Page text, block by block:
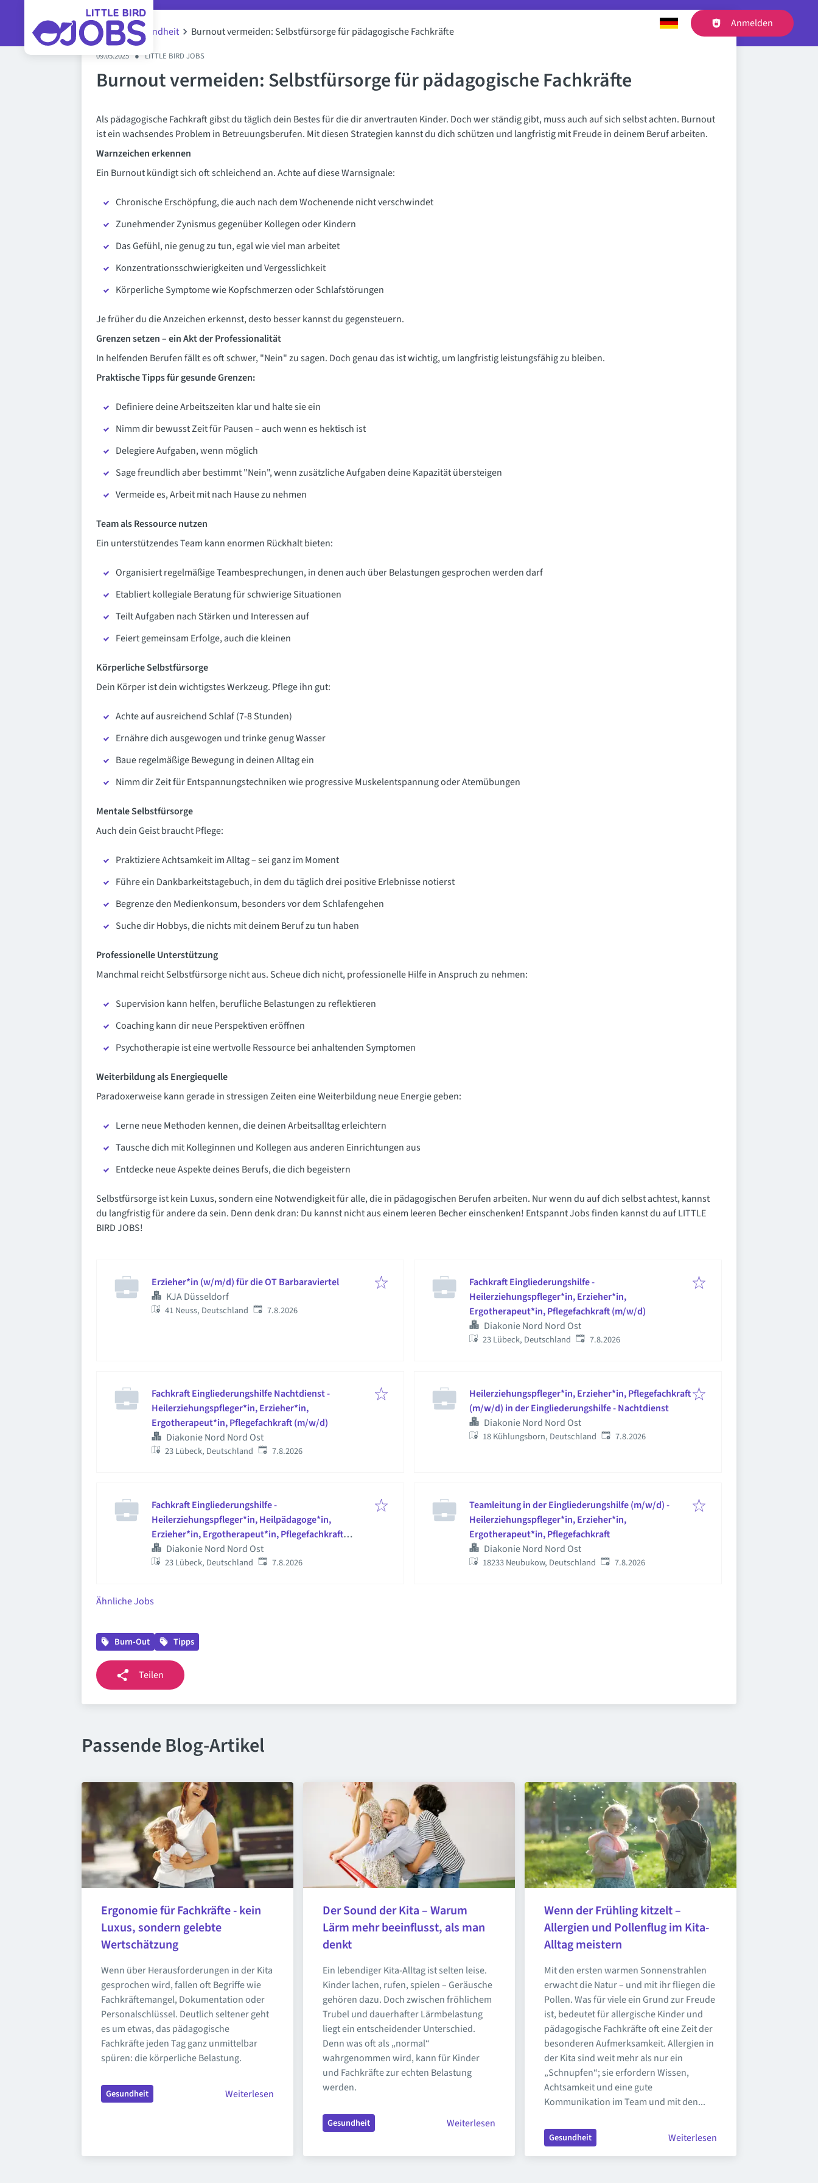
Haupt-Navigation Anmelden
Blog Gesundheit Burnout vermeiden: Selbstfürsorge für pädagogische Fachkräfte
09.05.2025 ● LITTLE BIRD JOBS
Burnout vermeiden: Selbstfürsorge für pädagogische Fachkräfte
Als pädagogische Fachkraft gibst du täglich dein Bestes für die dir anvertrauten Kinder. Doch wer ständig gibt, muss auch auf sich selbst achten. Burnout
ist ein wachsendes Problem in Betreuungsberufen. Mit diesen Strategien kannst du dich schützen und langfristig mit Freude in deinem Beruf arbeiten.
Warnzeichen erkennen
Ein Burnout kündigt sich oft schleichend an. Achte auf diese Warnsignale:
Chronische Erschöpfung, die auch nach dem Wochenende nicht verschwindet
Zunehmender Zynismus gegenüber Kollegen oder Kindern
Das Gefühl, nie genug zu tun, egal wie viel man arbeitet
Konzentrationsschwierigkeiten und Vergesslichkeit
Körperliche Symptome wie Kopfschmerzen oder Schlafstörungen
Je früher du die Anzeichen erkennst, desto besser kannst du gegensteuern.
Grenzen setzen – ein Akt der Professionalität
In helfenden Berufen fällt es oft schwer, "Nein" zu sagen. Doch genau das ist wichtig, um langfristig leistungsfähig zu bleiben.
Praktische Tipps für gesunde Grenzen:
Definiere deine Arbeitszeiten klar und halte sie ein
Nimm dir bewusst Zeit für Pausen – auch wenn es hektisch ist
Delegiere Aufgaben, wenn möglich
Sage freundlich aber bestimmt "Nein", wenn zusätzliche Aufgaben deine Kapazität übersteigen
Vermeide es, Arbeit mit nach Hause zu nehmen
Team als Ressource nutzen
Ein unterstützendes Team kann enormen Rückhalt bieten:
Organisiert regelmäßige Teambesprechungen, in denen auch über Belastungen gesprochen werden darf
Etabliert kollegiale Beratung für schwierige Situationen
Teilt Aufgaben nach Stärken und Interessen auf
Feiert gemeinsam Erfolge, auch die kleinen
Körperliche Selbstfürsorge
Dein Körper ist dein wichtigstes Werkzeug. Pflege ihn gut:
Achte auf ausreichend Schlaf (7-8 Stunden)
Ernähre dich ausgewogen und trinke genug Wasser
Baue regelmäßige Bewegung in deinen Alltag ein
Nimm dir Zeit für Entspannungstechniken wie progressive Muskelentspannung oder Atemübungen
Mentale Selbstfürsorge
Auch dein Geist braucht Pflege:
Praktiziere Achtsamkeit im Alltag – sei ganz im Moment
Führe ein Dankbarkeitstagebuch, in dem du täglich drei positive Erlebnisse notierst
Begrenze den Medienkonsum, besonders vor dem Schlafengehen
Suche dir Hobbys, die nichts mit deinem Beruf zu tun haben
Professionelle Unterstützung
Manchmal reicht Selbstfürsorge nicht aus. Scheue dich nicht, professionelle Hilfe in Anspruch zu nehmen:
Supervision kann helfen, berufliche Belastungen zu reflektieren
Coaching kann dir neue Perspektiven eröffnen
Psychotherapie ist eine wertvolle Ressource bei anhaltenden Symptomen
Weiterbildung als Energiequelle
Paradoxerweise kann gerade in stressigen Zeiten eine Weiterbildung neue Energie geben:
Lerne neue Methoden kennen, die deinen Arbeitsalltag erleichtern
Tausche dich mit Kolleginnen und Kollegen aus anderen Einrichtungen aus
Entdecke neue Aspekte deines Berufs, die dich begeistern
Selbstfürsorge ist kein Luxus, sondern eine Notwendigkeit für alle, die in pädagogischen Berufen arbeiten. Nur wenn du auf dich selbst achtest, kannst
du langfristig für andere da sein. Denn denk dran: Du kannst nicht aus einem leeren Becher einschenken! Entspannt Jobs finden kannst du auf LITTLE
BIRD JOBS!
Erzieher*in (w/m/d) für die OT Barbaraviertel
KJA Düsseldorf
41 Neuss, Deutschland Veröffentlicht
7.8.2026
Fachkraft Eingliederungshilfe -
Heilerziehungspfleger*in, Erzieher*in,
Ergotherapeut*in, Pflegefachkraft (m/w/d)
Diakonie Nord Nord Ost
23 Lübeck, Deutschland Veröffentlicht
7.8.2026
Fachkraft Eingliederungshilfe Nachtdienst -
Heilerziehungspfleger*in, Erzieher*in,
Ergotherapeut*in, Pflegefachkraft (m/w/d)
Diakonie Nord Nord Ost
23 Lübeck, Deutschland Veröffentlicht
7.8.2026
Heilerziehungspfleger*in, Erzieher*in, Pflegefachkraft
(m/w/d) in der Eingliederungshilfe - Nachtdienst
Diakonie Nord Nord Ost
18 Kühlungsborn, Deutschland Veröffentlicht
7.8.2026
Fachkraft Eingliederungshilfe -
Heilerziehungspfleger*in, Heilpädagoge*in,
Erzieher*in, Ergotherapeut*in, Pflegefachkraft
(m/w/d)
Diakonie Nord Nord Ost
23 Lübeck, Deutschland Veröffentlicht
7.8.2026
Teamleitung in der Eingliederungshilfe (m/w/d) -
Heilerziehungspfleger*in, Erzieher*in,
Ergotherapeut*in, Pflegefachkraft
Diakonie Nord Nord Ost
18233 Neubukow, Deutschland Veröffentlicht
7.8.2026
Ähnliche Jobs
Burn-Out Tipps
Teilen
Passende Blog-Artikel
Ergonomie für Fachkräfte - kein
Luxus, sondern gelebte
Wertschätzung
Wenn über Herausforderungen in der Kita
gesprochen wird, fallen oft Begriffe wie
Fachkräftemangel, Dokumentation oder
Personalschlüssel. Deutlich seltener geht
es um etwas, das pädagogische
Fachkräfte jeden Tag ganz unmittelbar
spüren: die körperliche Belastung.
Gesundheit Weiterlesen
Der Sound der Kita – Warum
Lärm mehr beeinflusst, als man
denkt
Ein lebendiger Kita-Alltag ist selten leise.
Kinder lachen, rufen, spielen – Geräusche
gehören dazu. Doch zwischen fröhlichem
Trubel und dauerhafter Lärmbelastung
liegt ein entscheidender Unterschied.
Denn was oft als „normal“
wahrgenommen wird, kann für Kinder
und Fachkräfte zur echten Belastung
werden.
Gesundheit Weiterlesen
Wenn der Frühling kitzelt –
Allergien und Pollenflug im Kita-
Alltag meistern
Mit den ersten warmen Sonnenstrahlen
erwacht die Natur – und mit ihr fliegen die
Pollen. Was für viele ein Grund zur Freude
ist, bedeutet für allergische Kinder und
pädagogische Fachkräfte oft eine Zeit der
besonderen Aufmerksamkeit. Allergien in
der Kita sind weit mehr als nur ein
„Schnupfen“; sie erfordern Wissen,
Achtsamkeit und eine gute
Kommunikation im Team und mit den...
Gesundheit Weiterlesen